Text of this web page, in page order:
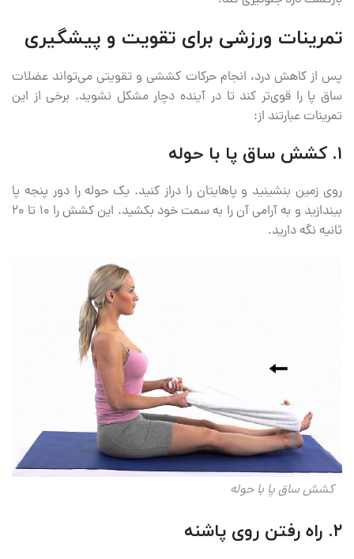
تمرینات ورزشی برای تقویت و پیشگیری
پس از کاهش درد، انجام حرکات کششی و تقویتی می‌تواند عضلات
ساق پا را قوی‌تر کند تا در آینده دچار مشکل نشوید. برخی از این
تمرینات عبارتند از:
۱. کشش ساق پا با حوله
روی زمین بنشینید و پاهایتان را دراز کنید. یک حوله را دور پنجه پا
بیندازید و به آرامی آن را به سمت خود بکشید. این کشش را ۱۰ تا ۲۰
ثانیه نگه دارید.
کشش ساق پا با حوله
۲. راه رفتن روی پاشنه